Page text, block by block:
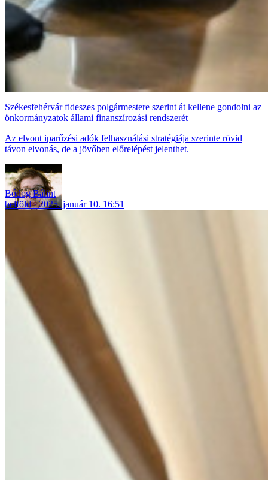
Székesfehérvár fideszes polgármestere szerint át kellene gondolni az
önkormányzatok állami finanszírozási rendszerét
Az elvont iparűzési adók felhasználási stratégiája szerinte rövid
távon elvonás, de a jövőben előrelépést jelenthet.
Bódog Bálint
belföld
2025. január 10. 16:51